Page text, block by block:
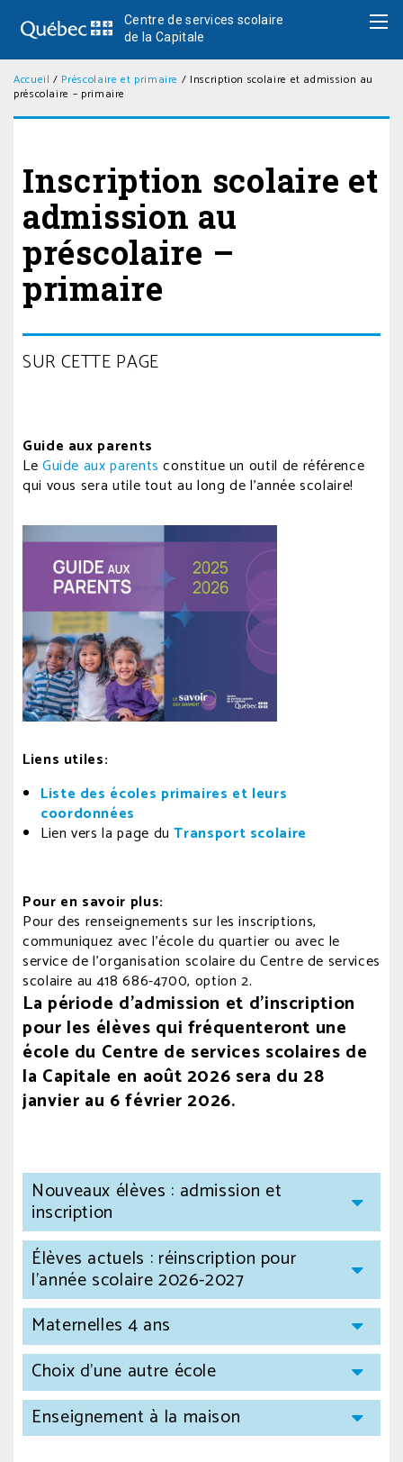
Centre de services scolaire
de la Capitale
Accueil / Préscolaire et primaire / Inscription scolaire et admission au
préscolaire – primaire
Inscription scolaire et
admission au
préscolaire –
primaire
La période d’admission et d’inscription
pour les élèves qui fréquenteront une
école du Centre de services scolaires de
la Capitale en août 2026 sera du 28
janvier au 6 février 2026.
Nouveaux élèves : admission et
inscription
Élèves actuels : réinscription pour
l'année scolaire 2026-2027
Maternelles 4 ans
Choix d'une autre école
Enseignement à la maison
SUR CETTE PAGE
Guide aux parents
LeGuide aux parents constitue un outil de référence
qui vous sera utile tout au long de l’année scolaire!
Liens utiles:
Liste des écoles primaires et leurs
coordonnées
Lien vers la page duTransport scolaire
Pour en savoir plus:
Pour des renseignements sur les inscriptions,
communiquez avec l’école du quartier ou avec le
service de l’organisation scolaire du Centre de services
scolaire au418 686-4700, option 2.